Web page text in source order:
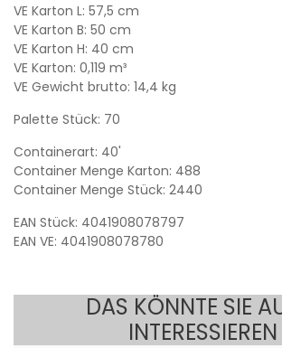
VE Karton L: 57,5 cm
VE Karton B: 50 cm
VE Karton H: 40 cm
VE Karton: 0,119 m³
VE Gewicht brutto: 14,4 kg
Palette Stück: 70
Containerart: 40'
Container Menge Karton: 488
Container Menge Stück: 2440
EAN Stück: 4041908078797
EAN VE: 4041908078780
DAS KÖNNTE SIE
INTERESSIEREN